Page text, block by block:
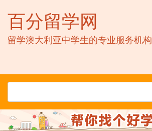
百分留学网
留学澳大利亚中学生的专业服务机构